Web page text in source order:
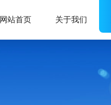
网站首页 关于我们